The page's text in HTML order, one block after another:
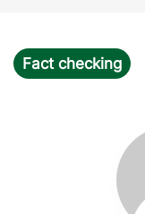
Fact checking